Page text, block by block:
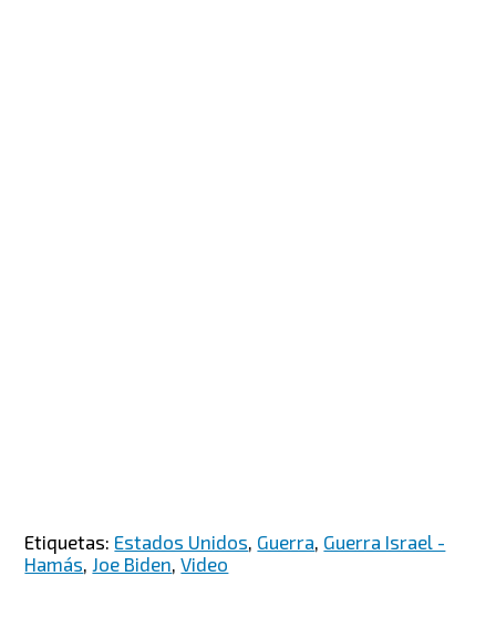
Etiquetas: Estados Unidos, Guerra, Guerra Israel -
Hamás, Joe Biden,Video